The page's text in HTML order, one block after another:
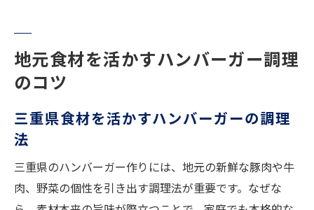
地元食材を活かすハンバーガー調理
のコツ
三重県食材を活かすハンバーガーの調理
法
三重県のハンバーガー作りには、地元の新鮮な豚肉や牛
肉、野菜の個性を引き出す調理法が重要です。なぜな